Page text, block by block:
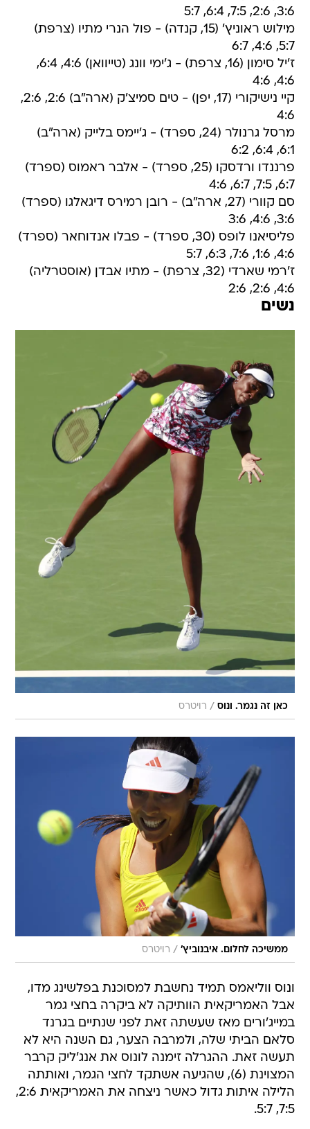
5:7, 4:6, 6:7
ז'יל סימון (16, צרפת) - ג'ימי וונג (טייוואן) 4:6, 6:4,
4:6, 4:6
4:6
מרסל גרנולר (24, ספרד) - ג'יימס בלייק (ארה"ב)
6:1, 6:4, 6:2
פרננדו ורדסקו (25, ספרד) - אלבר ראמוס (ספרד)
6:7, 7:5, 6:7, 4:6
סם קוורי (27, ארה"ב) - רובן רמירס דיגאלגו (ספרד)
3:6, 4:6, 3:6
פליסיאנו לופס (30, ספרד) - פבלו אנדוחאר (ספרד)
4:6, 1:6, 7:6, 6:3, 5:7
ז'רמי שארדי (32, צרפת) - מתיו אבדן (אוסטרליה)
4:6, 2:6, 2:6
נשים
כאן זה נגמר. ונוס / רויטרס
ממשיכה לחלום. איבנוביץ' / רויטרס
ונוס ווליאמס תמיד נחשבת למסוכנת בפלשינג מדו,
במייג'ורים מאז שעשתה זאת לפני שנתיים בגרנד
סלאם הביתי שלה, ולמרבה הצער, גם השנה היא לא
תעשה זאת. ההגרלה זימנה לונוס את אנג'ליק קרבר
המצוינת (6), שהגיעה אשתקד לחצי הגמר, ואותתה
7:5, 5:7.